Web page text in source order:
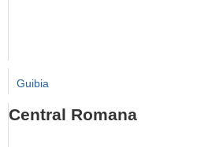
Guibia
Central Romana